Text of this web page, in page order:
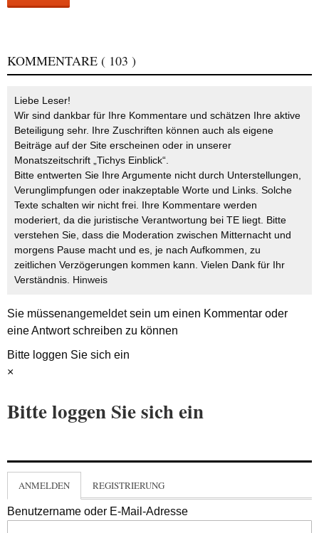
KOMMENTARE ( 103 )
Liebe Leser!
Wir sind dankbar für Ihre Kommentare und schätzen Ihre aktive
Beteiligung sehr. Ihre Zuschriften können auch als eigene
Beiträge auf der Site erscheinen oder in unserer
Monatszeitschrift „Tichys Einblick“.
Bitte entwerten Sie Ihre Argumente nicht durch Unterstellungen,
Verunglimpfungen oder inakzeptable Worte und Links. Solche
Texte schalten wir nicht frei. Ihre Kommentare werden
moderiert, da die juristische Verantwortung bei TE liegt. Bitte
verstehen Sie, dass die Moderation zwischen Mitternacht und
morgens Pause macht und es, je nach Aufkommen, zu
zeitlichen Verzögerungen kommen kann. Vielen Dank für Ihr
Verständnis. Hinweis
Sie müssenangemeldetsein um einen Kommentar oder
eine Antwort schreiben zu können
Bitte loggen Sie sich ein
×
Bitte loggen Sie sich ein
ANMELDEN REGISTRIERUNG
Benutzername oder E-Mail-Adresse